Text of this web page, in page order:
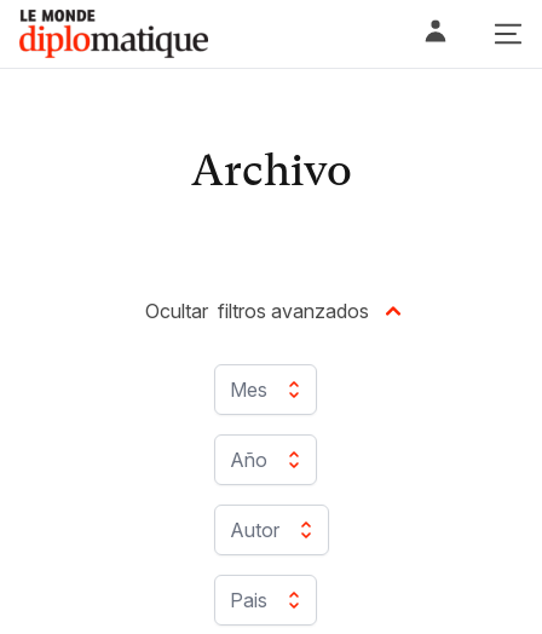
Skip
content
Le monde diplomatique
Archivo
Mes
Año
Autor
Pais
Ocultar filtros avanzados